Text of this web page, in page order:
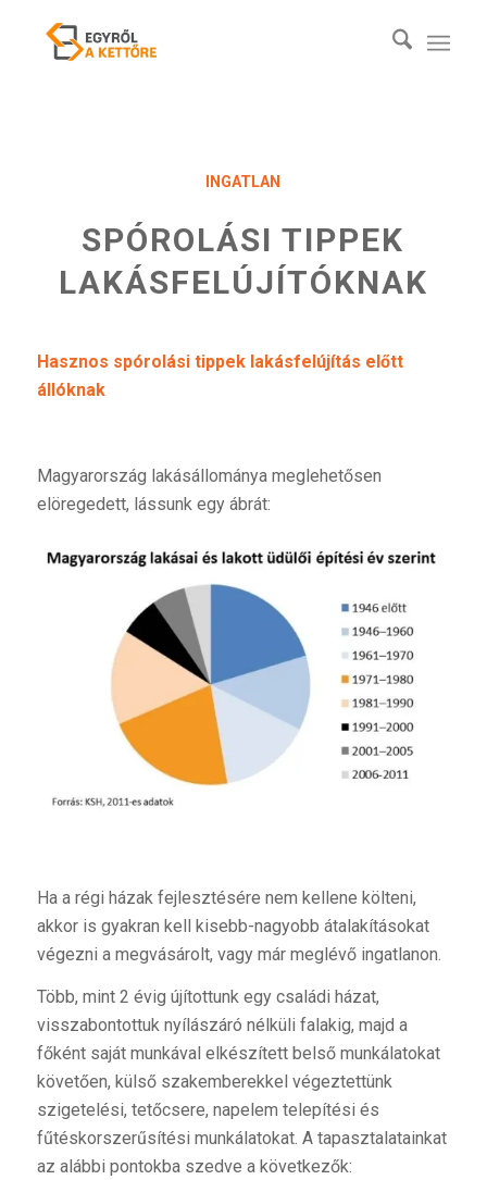
INGATLAN
SPÓROLÁSI TIPPEK
LAKÁSFELÚJÍTÓKNAK
Hasznos spórolási tippek lakásfelújítás előtt
állóknak
Magyarország lakásállománya meglehetősen
elöregedett, lássunk egy ábrát:
Ha a régi házak fejlesztésére nem kellene költeni,
akkor is gyakran kell kisebb-nagyobb átalakításokat
végezni a megvásárolt, vagy már meglévő ingatlanon.
Több, mint 2 évig újítottunk egy családi házat,
visszabontottuk nyílászáró nélküli falakig, majd a
főként saját munkával elkészített belső munkálatokat
követően, külső szakemberekkel végeztettünk
szigetelési, tetőcsere, napelem telepítési és
fűtéskorszerűsítési munkálatokat. A tapasztalatainkat
az alábbi pontokba szedve a következők: